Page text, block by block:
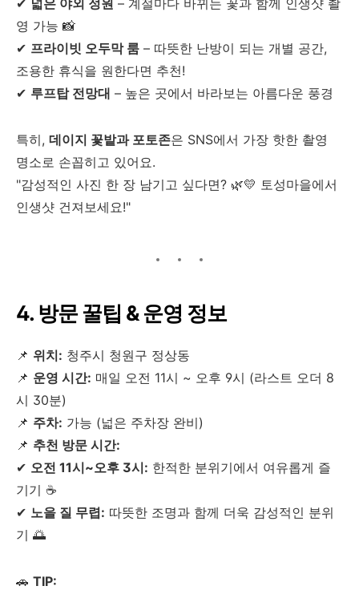
영 가능 📸
✔ 프라이빗 오두막 룸 – 따뜻한 난방이 되는 개별 공간,
조용한 휴식을 원한다면 추천!
✔ 루프탑 전망대 – 높은 곳에서 바라보는 아름다운 풍경
특히, 데이지 꽃밭과 포토존은 SNS에서 가장 핫한 촬영
명소로 손꼽히고 있어요.
"감성적인 사진 한 장 남기고 싶다면? 🌿💛 토성마을에서
인생샷 건져보세요!"
4. 방문 꿀팁 & 운영 정보
📌 위치: 청주시 청원구 정상동
📌 운영 시간: 매일 오전 11시 ~ 오후 9시 (라스트 오더 8
시 30분)
📌 주차: 가능 (넓은 주차장 완비)
📌 추천 방문 시간:
✔ 오전 11시~오후 3시: 한적한 분위기에서 여유롭게 즐
기기 ☕
✔ 노을 질 무렵: 따뜻한 조명과 함께 더욱 감성적인 분위
기 🌅
🚗 TIP: